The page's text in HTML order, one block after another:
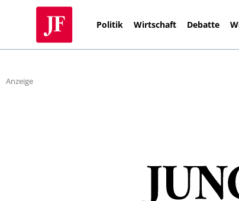
Politik Wirtschaft Debatte
Anzeige